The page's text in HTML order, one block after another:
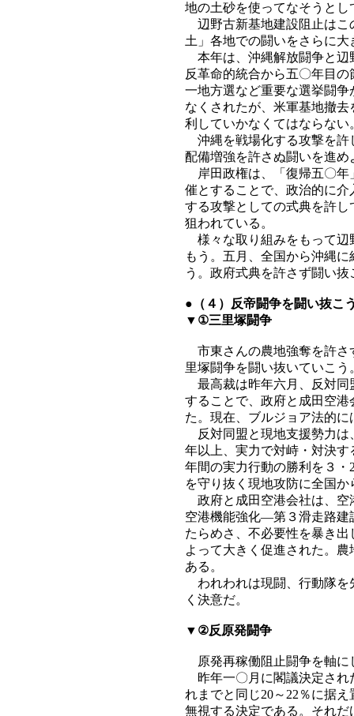
地の土砂を使ってなそうと
辺野古新基地建設阻止はこ
土」各地での闘いをさらに
本年は、沖縄解放闘争と辺
反革命的統合から五〇年目
一地方選など重要な選挙闘
なくされたが、米軍基地撤
利していかなくてはならない
沖縄を戦場化する攻撃を許
配備増強を許さぬ闘いを進め
岸田政権は、「復帰五〇年
催とすることで、政治的に
する攻撃としての式典を許
狙われている。
様々な取り組みをもって辺
もう。五月、全国から沖縄
う。政府式典を許さず闘い抜
●（４）反帝闘争を闘い抜こ
▼①三里塚闘争
市東さんの農地強奪を許さ
里塚闘争を闘い抜いていこう
最高裁は昨年六月、反対同
することで、政府と成田空
た。現在、ブルジョア法的
反対同盟と現地支援勢力は
年以上、実力で対峙・対決
年間の実力行動の勝利を３
を守り抜く現地攻防に全国か
政府と成田空港会社は、空
空港機能強化―第３滑走路建
たらめさ、不必要性を暴き
よって大きく促進された。
ある。
われわれは現闘、行動隊を
く決意だ。
▼②反原発闘争
原発再稼働阻止闘争を軸に
昨年一〇月に閣議決定され
れまでと同じ20～22％に据
無視する決定である。それ